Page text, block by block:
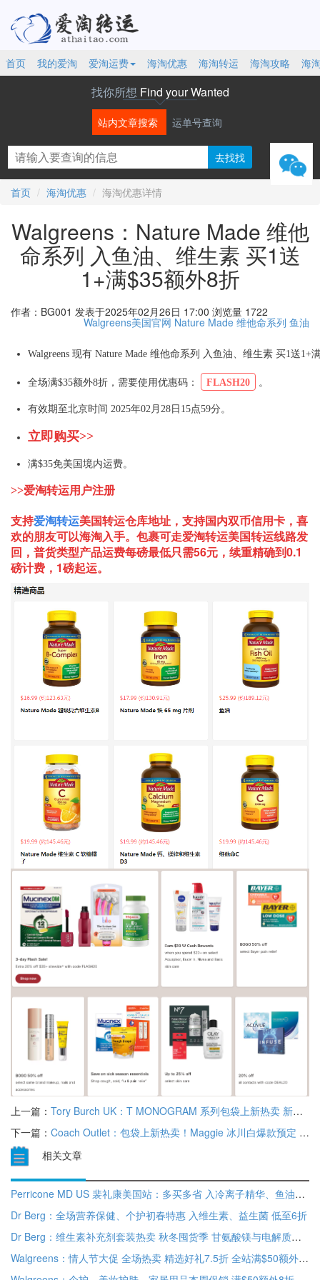
首页 我的爱淘 爱淘运费 海淘优惠 海淘转运 海淘攻略 海
找你所想 Find your Wanted
站内文章搜索 运单号查询
首页 海淘优惠 海淘优惠详情
Walgreens：Nature Made 维他
命系列 入鱼油、维生素 买1送
1+满$35额外8折
作者：BG001 发表于2025年02月26日 17:00 浏览量 1722
Walgreens美国官网 Nature Made 维他命系列 鱼油
Walgreens 现有 Nature Made 维他命系列 入鱼油、维生素 买1送1+
全场满$35额外8折，需要使用优惠码： FLASH20 。
有效期至北京时间 2025年02月28日15点59分。
立即购买>>
满$35免美国境内运费。
>>爱淘转运用户注册
支持爱淘转运美国转运仓库地址，支持国内双币信用卡，喜
欢的朋友可以海淘入手。包裹可走爱淘转运美国转运线路发
回，普货类型产品运费每磅最低只需56元，续重精确到0.1
磅计费，1磅起运。
上一篇： Tory Burch UK：T MONOGRAM 系列包袋上新热卖 新人满额9折
下一篇： Coach Outlet：包袋上新热卖！Maggie 冰川白爆款预定 现价$219 低至3折
相关文章
Perricone MD US 裴礼康美国站：多买多省 入冷离子精华、鱼油、亮白面霜 满额至高立省$80
Dr Berg：全场营养保健、个护初春特惠 入维生素、益生菌 低至6折
Dr Berg：维生素补充剂套装热卖 秋冬囤货季 甘氨酸镁与电解质粉套装$62 低至4折
Walgreens：情人节大促 全场热卖 精选好礼7.5折 全站满$50额外8折